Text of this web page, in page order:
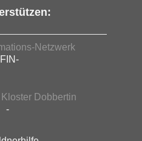
Netzwerk
Dobbertin
-